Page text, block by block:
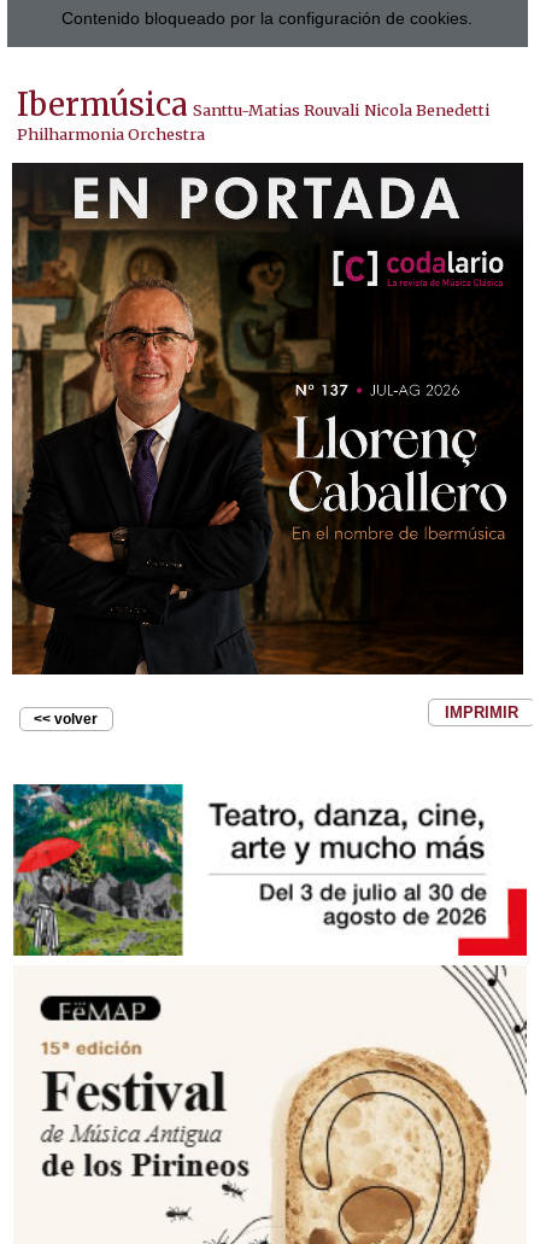
Contenido bloqueado por la configuración de cookies.
Ibermúsica Santtu-Matias Rouvali Nicola Benedetti
Philharmonia Orchestra
<< volver IMPRIMIR